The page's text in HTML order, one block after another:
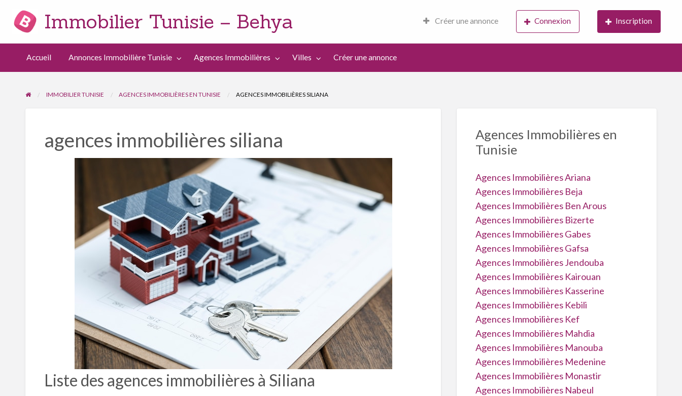
Villes
Créer
une
annonce
Immobilier Tunisie – Behya Créer une annonce Connexion Inscription
Accueil Annonces Immobilière Tunisie Agences Immobilières Villes Créer une annonce
IMMOBILIER TUNISIE AGENCES IMMOBILIÈRES EN TUNISIE AGENCES IMMOBILIÈRES SILIANA
agences immobilières siliana
Liste des agences immobilières à Siliana
Agences Immobilières en
Tunisie
Agences Immobilières Ariana
Agences Immobilières Beja
Agences Immobilières Ben Arous
Agences Immobilières Bizerte
Agences Immobilières Gabes
Agences Immobilières Gafsa
Agences Immobilières Jendouba
Agences Immobilières Kairouan
Agences Immobilières Kasserine
Agences Immobilières Kebili
Agences Immobilières Kef
Agences Immobilières Mahdia
Agences Immobilières Manouba
Agences Immobilières Medenine
Agences Immobilières Monastir
Agences Immobilières Nabeul